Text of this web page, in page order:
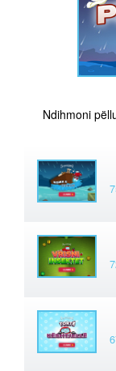
Ndihmoni